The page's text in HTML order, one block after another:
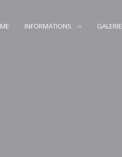
INFORMATIONS GALERIE